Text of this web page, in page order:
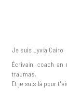
Je suis Lyvia Cairo
Écrivain, coach
traumas.
Et je suis là pour